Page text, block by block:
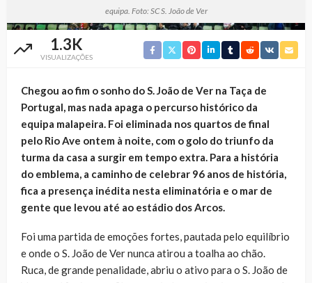
equipa. Foto: SC S. João de Ver
1.3K
VISUALIZAÇÕES
Chegou ao fim o sonho do S. João de Ver na Taça de
Portugal, mas nada apaga o percurso histórico da
equipa malapeira. Foi eliminada nos quartos de final
pelo Rio Ave ontem à noite, com o golo do triunfo da
turma da casa a surgir em tempo extra. Para a história
do emblema, a caminho de celebrar 96 anos de história,
fica a presença inédita nesta eliminatória e o mar de
gente que levou até ao estádio dos Arcos.
Foi uma partida de emoções fortes, pautada pelo equilíbrio
e onde o S. João de Ver nunca atirou a toalha ao chão.
Ruca, de grande penalidade, abriu o ativo para o S. João de